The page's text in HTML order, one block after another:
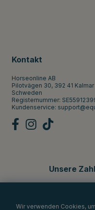
Kontakt
Horseonline AB
Pilotvägen 30, 392 41 Kalmar
Schweden
Registernummer:
Kundenservice:
Unsere
Wir verwenden Cookies,